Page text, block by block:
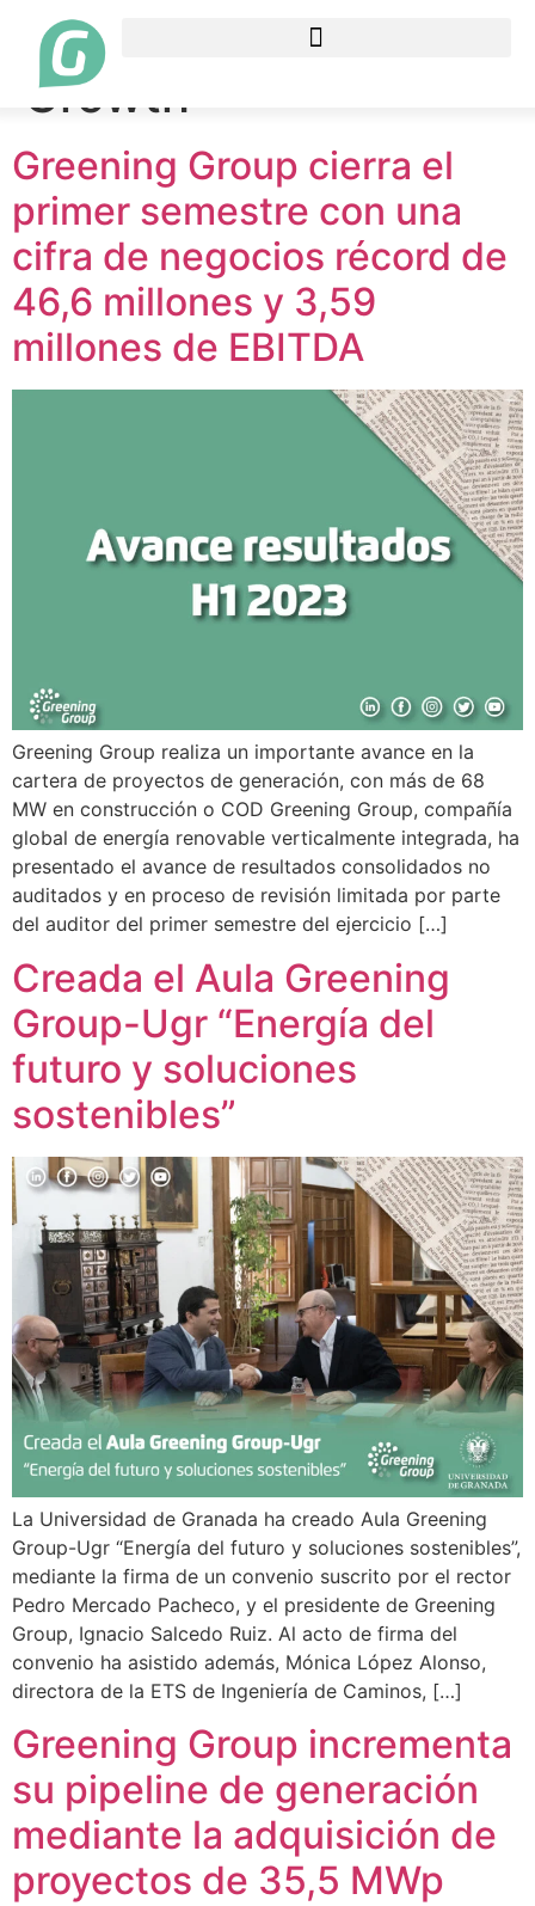
Etiqueta:
BME
Growth
Greening Group cierra el
primer semestre con una
cifra de negocios récord de
46,6 millones y 3,59
millones de EBITDA
Greening Group realiza un importante avance en la
cartera de proyectos de generación, con más de 68
MW en construcción o COD Greening Group, compañía
global de energía renovable verticalmente integrada, ha
presentado el avance de resultados consolidados no
auditados y en proceso de revisión limitada por parte
del auditor del primer semestre del ejercicio […]
Creada el Aula Greening
Group-Ugr “Energía del
futuro y soluciones
sostenibles”
La Universidad de Granada ha creado Aula Greening
Group-Ugr “Energía del futuro y soluciones sostenibles”,
mediante la firma de un convenio suscrito por el rector
Pedro Mercado Pacheco, y el presidente de Greening
Group, Ignacio Salcedo Ruiz. Al acto de firma del
convenio ha asistido además, Mónica López Alonso,
directora de la ETS de Ingeniería de Caminos, […]
Greening Group incrementa
su pipeline de generación
mediante la adquisición de
proyectos de 35,5 MWp